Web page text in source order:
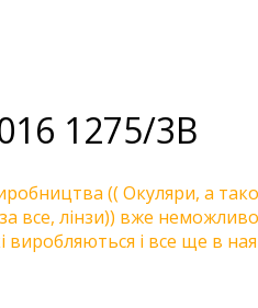
1275/3B
(( Окуляри, а
все, лінзи)) вже неможливо
виробляються і все ще в